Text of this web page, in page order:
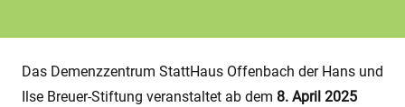
Das Demenzzentrum StattHaus Offenbach der Hans und
Ilse Breuer-Stiftung veranstaltet ab dem 8. April 2025